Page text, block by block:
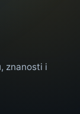
znanosti i